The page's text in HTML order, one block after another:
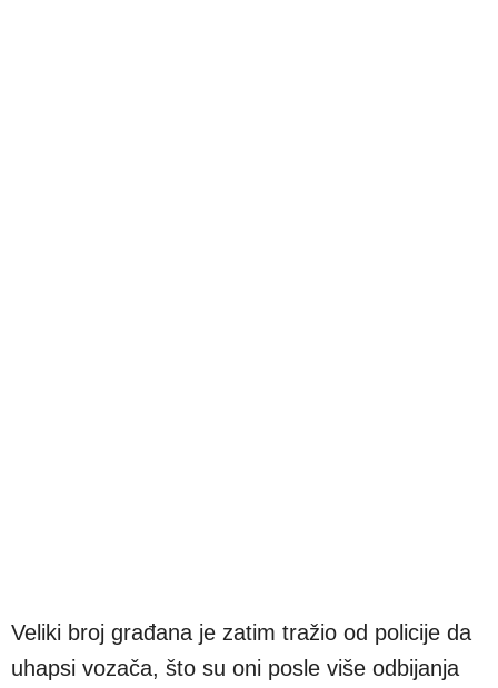
Veliki broj građana je zatim tražio od policije da
uhapsi vozača, što su oni posle više odbijanja